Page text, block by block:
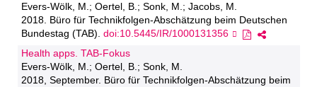
Evers-Wölk, M.; Oertel, B.; Sonk, M.; Jacobs, M.
2018. Büro für Technikfolgen-Abschätzung beim Deutschen
Bundestag (TAB). doi:10.5445/IR/1000131356
Health apps. TAB-Fokus
Evers-Wölk, M.; Oertel, B.; Sonk, M.
2018, September. Büro für Technikfolgen-Abschätzung beim